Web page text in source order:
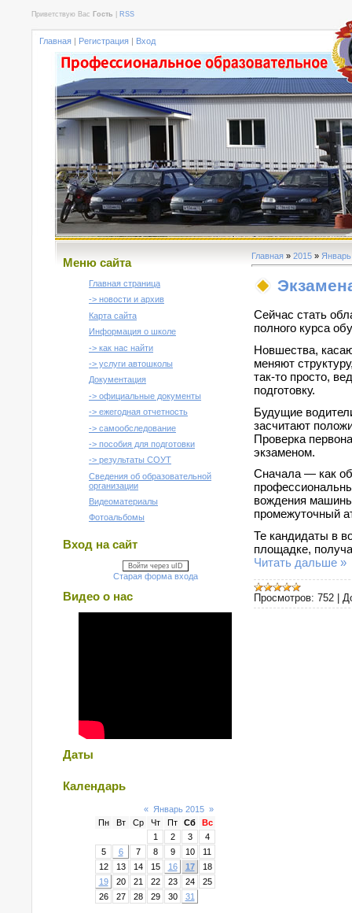
Приветствую Вас Гость RSS
Главная | Регистрация | Вход
Меню сайта
Главная страница
-> новости и архив
Карта сайта
Информация о школе
-> как нас найти
-> услуги автошколы
Документация
-> официальные документы
-> ежегодная отчетность
-> самообследование
-> пособия для подготовки
-> результаты СОУТ
Сведения об образовательной
организации
Видеоматериалы
Фотоальбомы
Вход на сайт
Войти через uID
Старая форма входа
Видео о нас
Даты
Календарь
« Январь 2015 »
Пн
Вт Ср Чт Пт Сб
Вс
1
2 3
4
5
6 7 8 9 10
11
12
13 14 15 16 17
18
19
20 21 22 23 24
25
26
27 28 29 30 31
Главная » 2015 » Январь
Сейчас стать
полного курса
Новшества,
меняют
так-то просто,
подготовку.
Будущие
засчитают
Проверка
экзаменом.
Сначала — как
вождения
промежуточный
Те кандидаты в
площадке,
Читать дальше »
Просмотров: 752 |